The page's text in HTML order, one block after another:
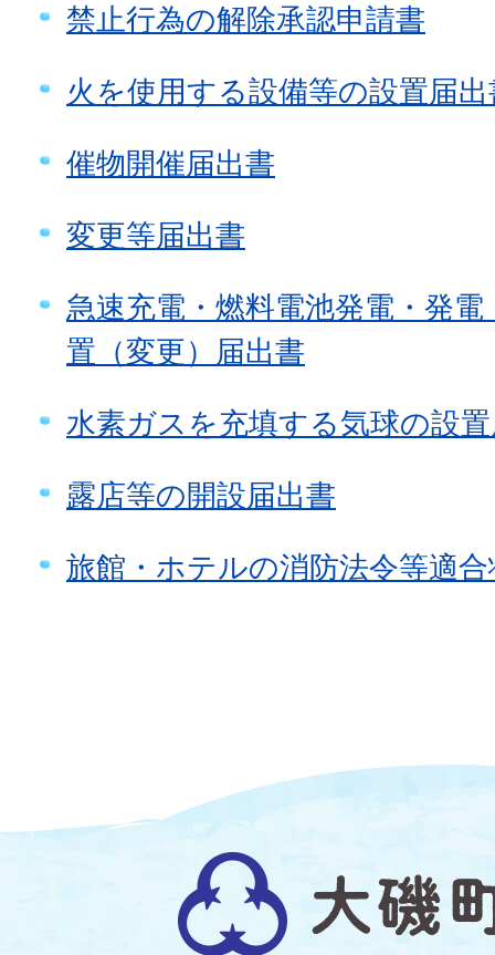
禁止行為の解除承認申請書
火を使用する設備等の設置届
催物開催届出書
変更等届出書
急速充電・燃料電池発電・発
置（変更）届出書
水素ガスを充填する気球の設
露店等の開設届出書
旅館・ホテルの消防法令等適
大
磯